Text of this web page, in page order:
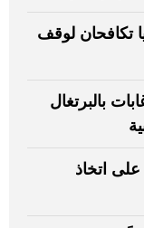
تكافحان لوقف
بالبرتغال
على اتخاذ